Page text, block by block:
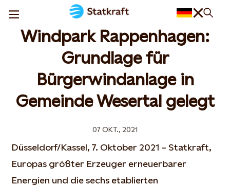
Windpark Rappenhagen:
Grundlage für
Bürgerwindanlage in
Gemeinde Wesertal gelegt
07 OKT., 2021
Düsseldorf/Kassel, 7. Oktober 2021 – Statkraft,
Europas größter Erzeuger erneuerbarer
Energien und die sechs etablierten